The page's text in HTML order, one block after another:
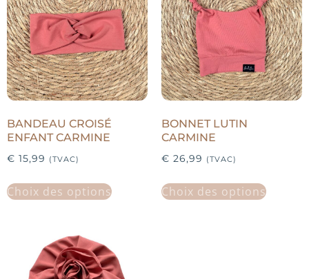
BANDEAU CROISÉ
ENFANT CARMINE
€ 15,99 (TVAC)
Choix des options
BONNET LUTIN
CARMINE
€ 26,99 (TVAC)
Choix des options